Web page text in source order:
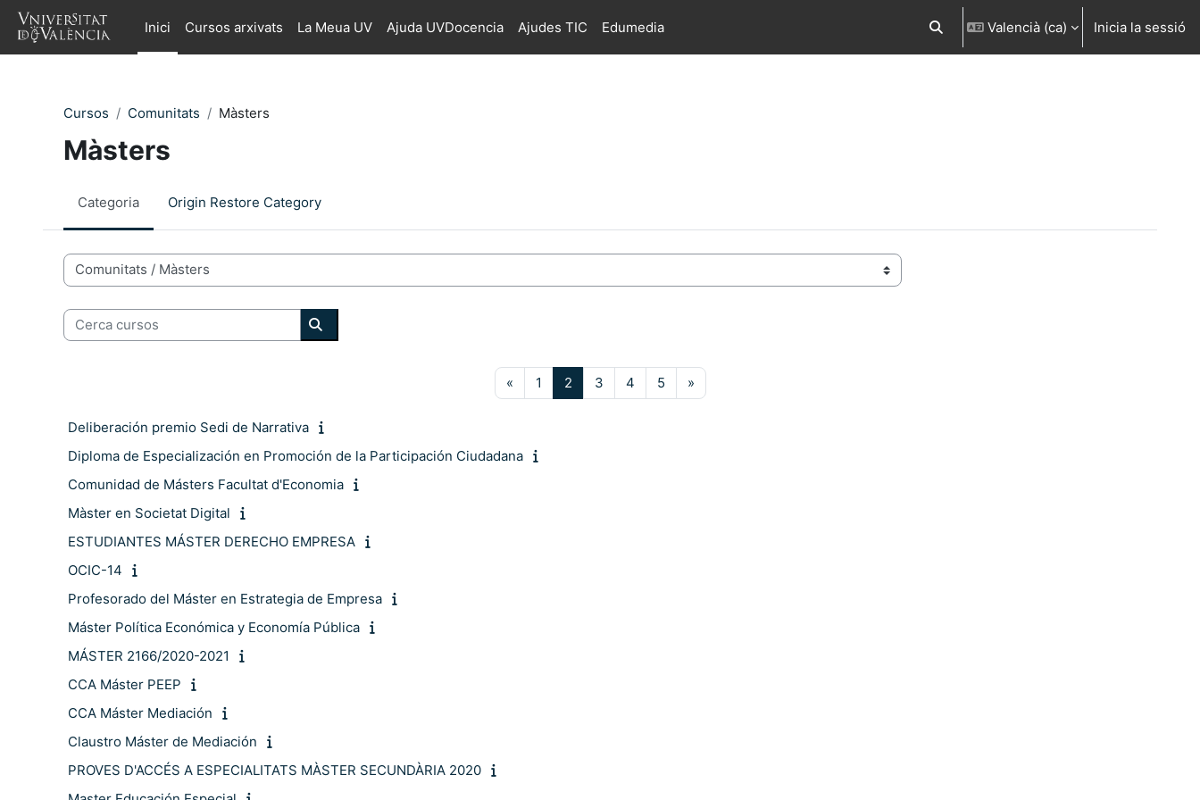
Ves al contingut principal
Inici
Cursos arxivats La Meua UV Ajuda UVDocencia Ajudes TIC Edumedia Commuta l'entrada de la cerca
Valencià ‎(ca)‎ Inicia la sessió
Cursos Comunitats Màsters
Màsters
Categoria Origin Restore Category
Categories de Cursos
Cerca cursos
Cerca cursos
«Pàgina anterior
1 Pàgina 1
2Pàgina 2
3Pàgina 3
4Pàgina 4
5Pàgina 5
»Pàgina següent
Deliberación premio Sedi de Narrativa
Diploma de Especialización en Promoción de la Participación Ciudadana
Comunidad de Másters Facultat d'Economia
Màster en Societat Digital
ESTUDIANTES MÁSTER DERECHO EMPRESA
OCIC-14
Profesorado del Máster en Estrategia de Empresa
Máster Política Económica y Economía Pública
MÁSTER 2166/2020-2021
CCA Máster PEEP
CCA Máster Mediación
Claustro Máster de Mediación
PROVES D'ACCÉS A ESPECIALITATS MÀSTER SECUNDÀRIA 2020